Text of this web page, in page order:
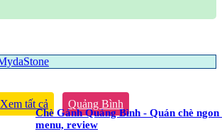
Xem tất cả Quảng Bình
Chè Gánh Quảng Bình - Quán chè
menu, review